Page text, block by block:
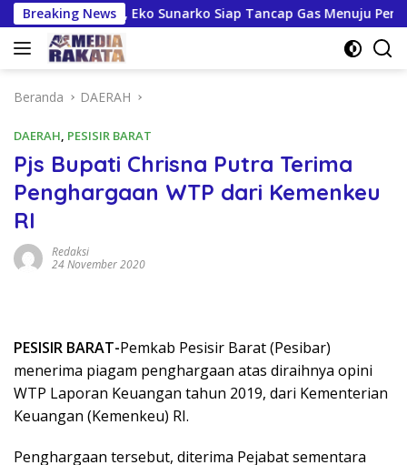
Langsung
ke
konten
Breaking News
TPS, Eko Sunarko Siap Tancap Gas Menuju Pemilu 2029
Beranda DAERAH
DAERAH, PESISIR BARAT
Pjs Bupati Chrisna Putra Terima
Penghargaan WTP dari Kemenkeu
RI
Redaksi
24 November 2020
PESISIR BARAT-Pemkab Pesisir Barat (Pesibar)
menerima piagam penghargaan atas diraihnya opini
WTP Laporan Keuangan tahun 2019, dari Kementerian
Keuangan (Kemenkeu) RI.
Penghargaan tersebut, diterima Pejabat sementara